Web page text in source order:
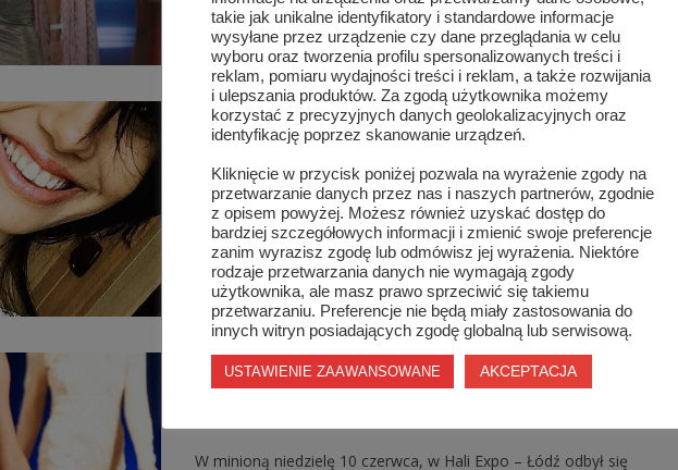
choreograficznych pod czujnym okiem Anny Bubnowskiej,
sesji fotograficznych oraz lekcjach stylizacji i wizażu, zaprezentować
na scenie.
Aleksandra Nowacka powalczy o finał konkursu Miss Polski!
SZYDŁOWIEC 27 CZERWCA 2018 0 2267
Wielokrotnie informowaliśmy już o sukcesach Aleksandry Nowackiej z
Szydłowca w konkursie Miss Ziemi Radomskiej.
Aleksandra Nowacka w półfinale Miss Polski
W minioną niedzielę 10 czerwca, w Hali Expo – Łódź odbył się
takie jak unikalne identyfikatory i standardowe informacje
wysyłane przez urządzenie czy dane przeglądania w celu
wyboru oraz tworzenia profilu spersonalizowanych treści i
reklam, pomiaru wydajności treści i reklam, a także rozwijania
i ulepszania produktów. Za zgodą użytkownika możemy
korzystać z precyzyjnych danych geolokalizacyjnych oraz
identyfikację poprzez skanowanie urządzeń.
Kliknięcie w przycisk poniżej pozwala na wyrażenie zgody na
przetwarzanie danych przez nas i naszych partnerów, zgodnie
z opisem powyżej. Możesz również uzyskać dostęp do
bardziej szczegółowych informacji i zmienić swoje preferencje
zanim wyrazisz zgodę lub odmówisz jej wyrażenia. Niektóre
rodzaje przetwarzania danych nie wymagają zgody
użytkownika, ale masz prawo sprzeciwić się takiemu
przetwarzaniu. Preferencje nie będą miały zastosowania do
innych witryn posiadających zgodę globalną lub serwisową.
USTAWIENIE ZAAWANSOWANE AKCEPTACJA